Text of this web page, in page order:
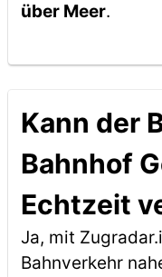
über Meer.
Kann der
Bahnhof
Echtzeit
Ja, mit
Bahnverkehr